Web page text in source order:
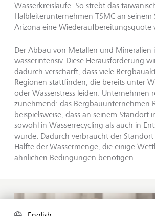
Wasserkreisläufe. So strebt das
Halbleiterunternehmen TSMC an seinem
Arizona eine Wiederaufbereitungsquote
Der Abbau von Metallen und Mineralien
wasserintensiv. Diese Herausforderung
dadurch verschärft, dass viele
Regionen stattfinden, die bereits unter
oder Wasserstress leiden. Unternehmen
zunehmend: das Bergbauunternehmen
beispielsweise, dass an seinem Standort
sowohl in Wasserrecycling als auch in
wurde. Dadurch verbraucht der
Hälfte der Wassermenge, die einige
ähnlichen Bedingungen benötigen.